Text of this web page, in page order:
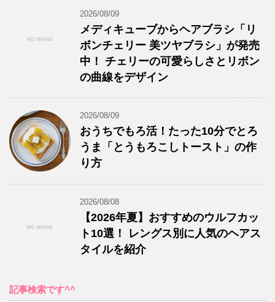
2026/08/09
メディキューブからヘアブラシ「リ
ボンチェリー 美ツヤブラシ」が発売
中！ チェリーの可愛らしさとリボン
の曲線をデザイン
2026/08/09
おうちでもろ活！たった10分でとろ
うま「とうもろこしトースト」の作
り方
2026/08/08
【2026年夏】おすすめのウルフカッ
ト10選！ レングス別に人気のヘアス
タイルを紹介
記事検索です^^